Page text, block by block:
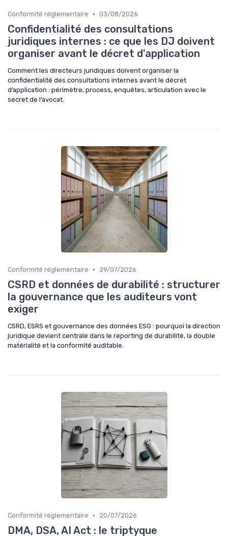
Conformité réglementaire • 03/08/2026
Confidentialité des consultations
juridiques internes : ce que les DJ doivent
organiser avant le décret d'application
Comment les directeurs juridiques doivent organiser la
confidentialité des consultations internes avant le décret
d’application : périmètre, process, enquêtes, articulation avec le
secret de l’avocat.
Conformité réglementaire • 29/07/2026
CSRD et données de durabilité : structurer
la gouvernance que les auditeurs vont
exiger
CSRD, ESRS et gouvernance des données ESG : pourquoi la direction
juridique devient centrale dans le reporting de durabilité, la double
matérialité et la conformité auditable.
Conformité réglementaire • 20/07/2026
DMA, DSA, AI Act : le triptyque